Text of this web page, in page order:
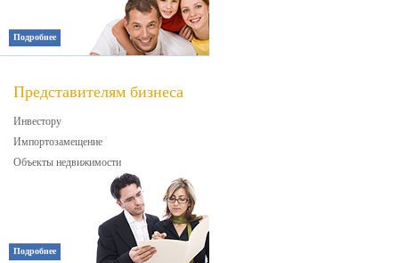
Подробнее
Представителям бизнеса
Инвестору
Импортозамещение
Объекты недвижимости
Подробнее